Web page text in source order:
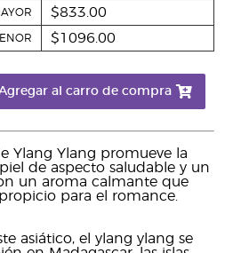
Ylang Ylang promueve la
de aspecto saludable y un
un aroma calmante que
para el romance.
asiático, el ylang ylang se
$833.00
$1096.00
al carro de compra